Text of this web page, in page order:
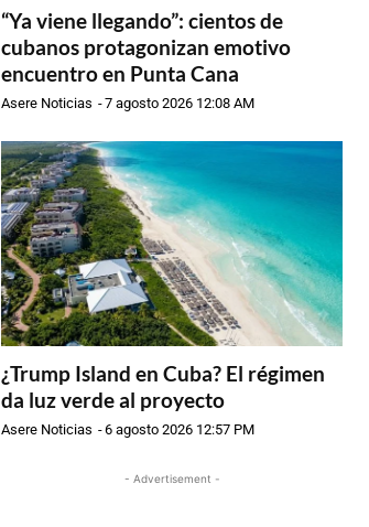
“Ya viene llegando”: cientos de
cubanos protagonizan emotivo
encuentro en Punta Cana
Asere Noticias -7 agosto 2026 12:08 AM
¿Trump Island en Cuba? El régimen
da luz verde al proyecto
Asere Noticias -6 agosto 2026 12:57 PM
- Advertisement -